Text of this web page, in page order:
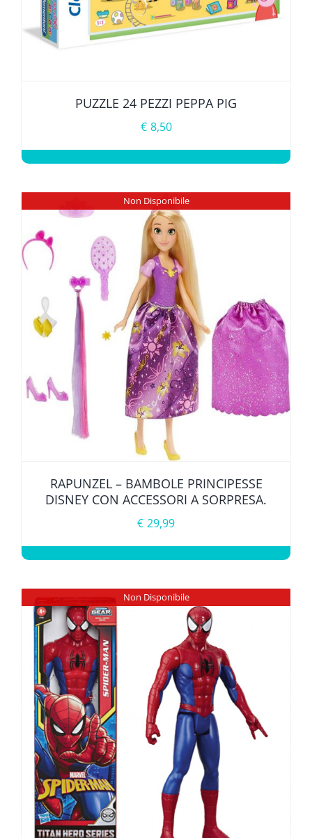
PUZZLE 24 PEZZI PEPPA PIG
€ 8,50
Non Disponibile
RAPUNZEL – BAMBOLE PRINCIPESSE
DISNEY CON ACCESSORI A SORPRESA.
€ 29,99
Non Disponibile